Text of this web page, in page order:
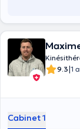
9.3|1
Cabinet 1